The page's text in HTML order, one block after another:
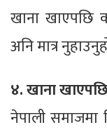
खाना खाएपछि
अनि मात्र
४. खाना
नेपाली